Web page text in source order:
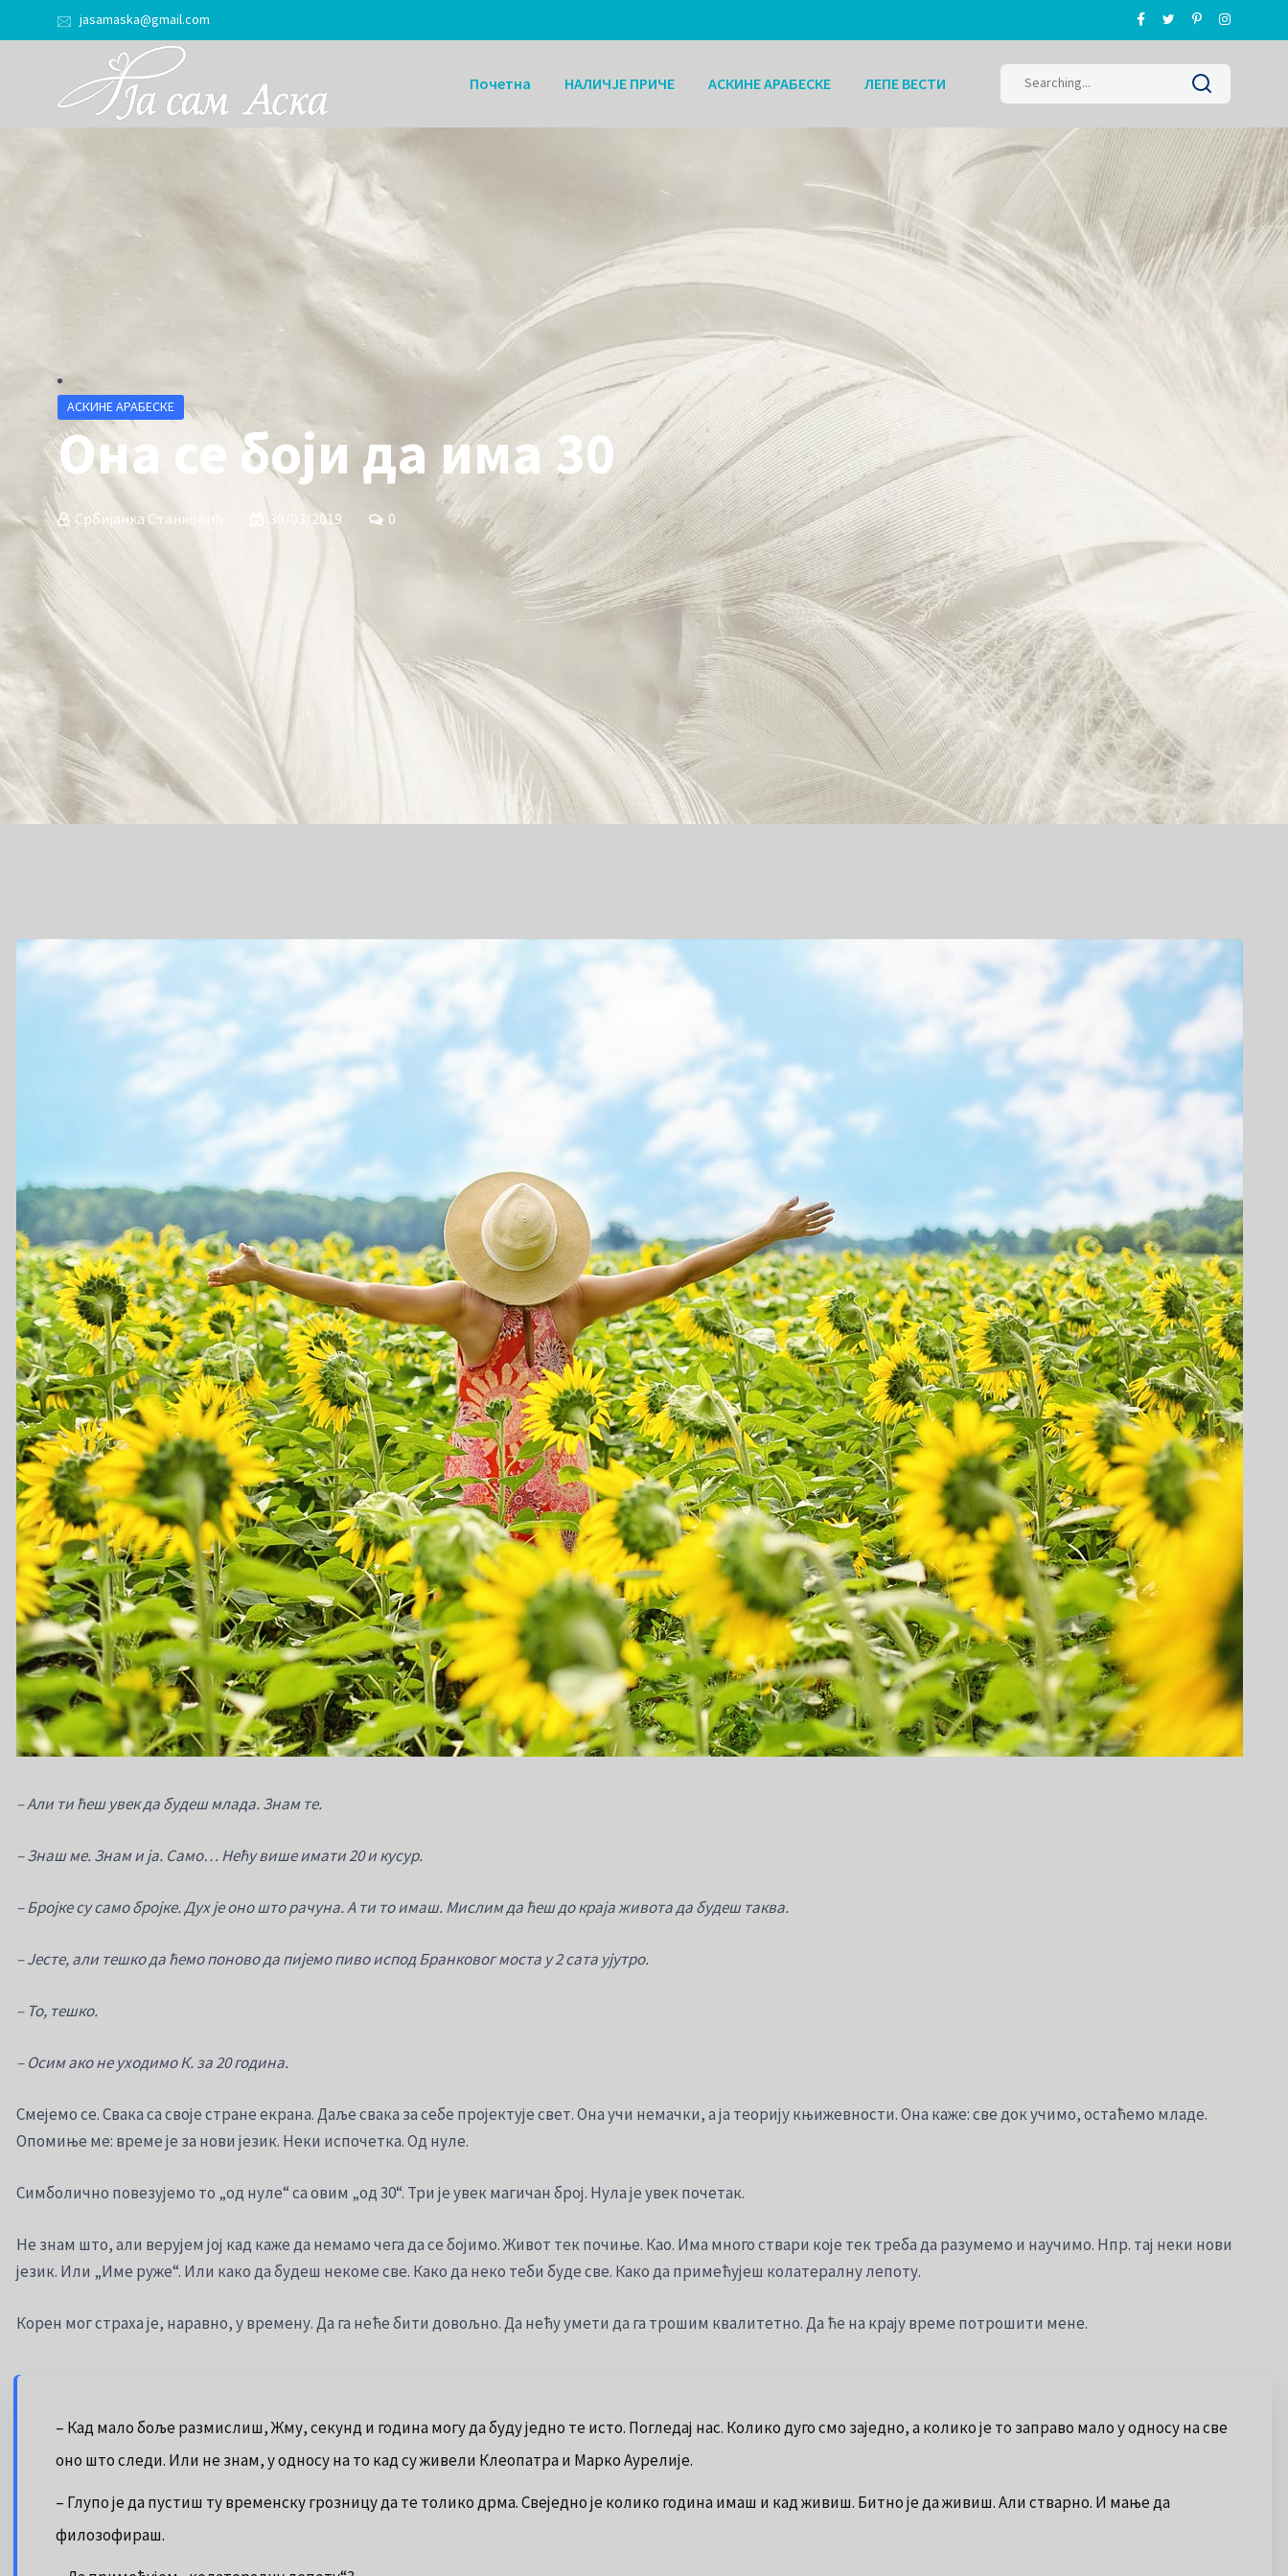
jasamaska@gmail.com
Почетна НАЛИЧЈЕ ПРИЧЕ АСКИНЕ АРАБЕСКЕ ЛЕПЕ ВЕСТИ
Search
for:
АСКИНЕ АРАБЕСКЕ
Она се боји да има 30
Србијанка Станковић 30/03/2019 0
– Али ти ћеш увек да будеш млада. Знам те.
– Знаш ме. Знам и ја. Само… Нећу више имати 20 и кусур.
– Бројке су само бројке. Дух је оно што рачуна. А ти то имаш. Мислим да ћеш до краја живота да будеш таква.
– Јесте, али тешко да ћемо поново да пијемо пиво испод Бранковог моста у 2 сата ујутро.
– То, тешко.
– Осим ако не уходимо К. за 20 година.
Смејемо се. Свака са своје стране екрана. Даље свака за себе пројектује свет. Она учи немачки, а ја теорију књижевности. Она каже: све док учимо, остаћемо младе.
Опомиње ме: време је за нови језик. Неки испочетка. Од нуле.
Симболично повезујемо то „од нуле“ са овим „од 30“. Три је увек магичан број. Нула је увек почетак.
Не знам што, али верујем јој кад каже да немамо чега да се бојимо. Живот тек почиње. Као. Има много ствари које тек треба да разумемо и научимо. Нпр. тај неки нови
језик. Или „Име руже“. Или како да будеш некоме све. Како да неко теби буде све. Како да примећујеш колатералну лепоту.
Корен мог страха је, наравно, у времену. Да га неће бити довољно. Да нећу умети да га трошим квалитетно. Да ће на крају време потрошити мене.
– Кад мало боље размислиш, Жму, секунд и година могу да буду једно те исто. Погледај нас. Колико дуго смо заједно, а колико је то заправо мало у односу на све
оно што следи. Или не знам, у односу на то кад су живели Клеопатра и Марко Аурелије.
– Глупо је да пустиш ту временску грозницу да те толико дрма. Свеједно је колико година имаш и кад живиш. Битно је да живиш. Али стварно. И мање да
филозофираш.